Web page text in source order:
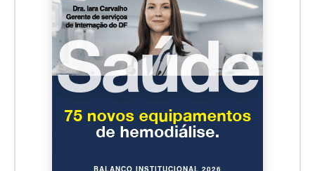
BALANÇO INSTITUCIONAL 2026